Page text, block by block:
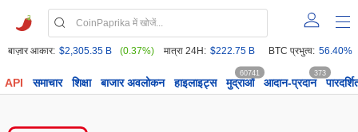
बाज़ार आकार: $2,305.35 B (0.37%) मात्रा 24H: $222.75 B BTC प्रभुत्व: 56.40%
API समाचार शिक्षा बाजार अवलोकन हाइलाइट्स मुद्राओं
60741
आदान-प्रदान
373